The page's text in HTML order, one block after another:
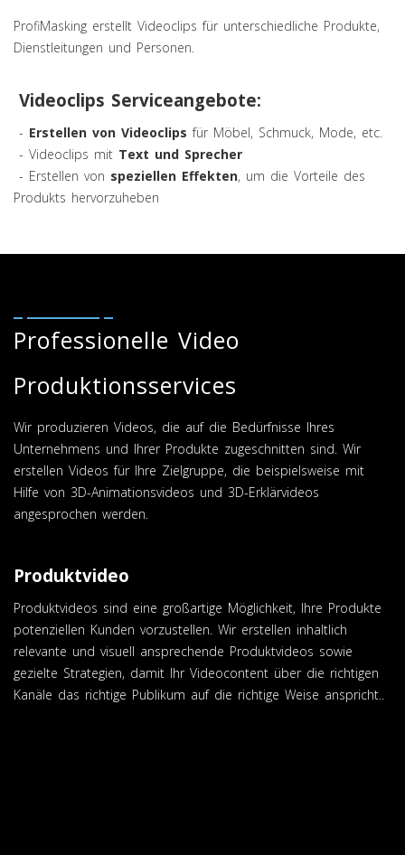
ProfiMasking erstellt Videoclips für unterschiedliche Produkte,
Dienstleitungen und Personen.
Videoclips Serviceangebote:
- Erstellen von Videoclips für Möbel, Schmuck, Mode, etc.
- Videoclips mit Text und Sprecher
- Erstellen von speziellen Effekten, um die Vorteile des
Produkts hervorzuheben
Professionelle Video
Produktionsservices
Wir produzieren Videos, die auf die Bedürfnisse Ihres
Unternehmens und Ihrer Produkte zugeschnitten sind. Wir
erstellen Videos für Ihre Zielgruppe, die beispielsweise mit
Hilfe von 3D-Animationsvideos und 3D-Erklärvideos
angesprochen werden.
Produktvideo
Produktvideos sind eine großartige Möglichkeit, Ihre Produkte
potenziellen Kunden vorzustellen. Wir erstellen inhaltlich
relevante und visuell ansprechende Produktvideos sowie
gezielte Strategien, damit Ihr Videocontent über die richtigen
Kanäle das richtige Publikum auf die richtige Weise anspricht..